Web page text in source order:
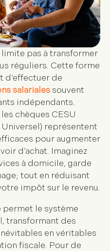
limite pas à transformer
réguliers. Cette forme
d’effectuer de
salariales souvent
indépendants.
chèques CESU
représentent
pour augmenter
d’achat. Imaginez
à domicile, garde
tout en réduisant
impôt sur le revenu.
permet le système
, transformant des
en véritables
fiscale. Pour de